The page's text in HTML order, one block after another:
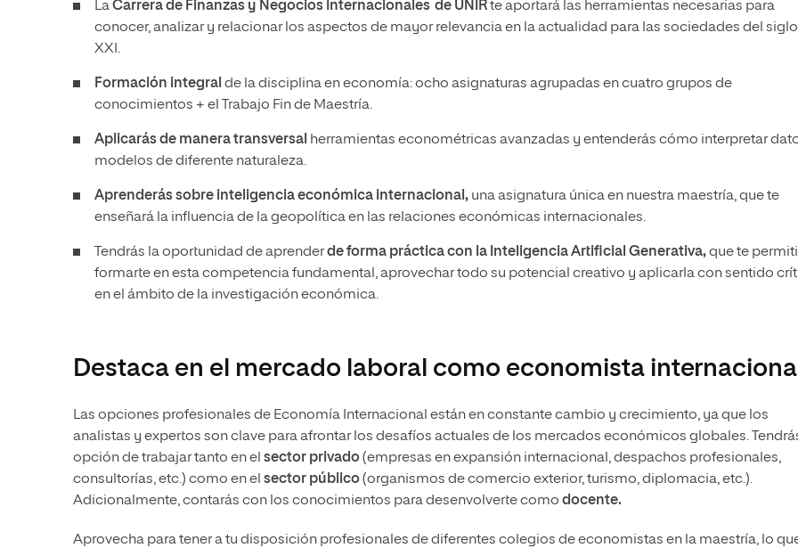
LaCarrera de Finanzas y Negocios Internacionales de UNIRte aportará las herramientas necesarias para
conocer, analizar y relacionar los aspectos de mayor relevancia en la actualidad para las sociedades del siglo
XXI.
Formación integral de la disciplina en economía: ocho asignaturas agrupadas en cuatro grupos de
conocimientos + el Trabajo Fin de Maestría.
Aplicarás de manera transversal herramientas econométricas avanzadas y entenderás cómo interpretar
modelos de diferente naturaleza.
Aprenderás sobre inteligencia económica internacional, una asignatura única en nuestra maestría, que te
enseñará la influencia de la geopolítica en las relaciones económicas internacionales.
Tendrás la oportunidad de aprenderde forma práctica con la Inteligencia Artificial Generativa,que te
formarte en esta competencia fundamental, aprovechar todo su potencial creativo y aplicarla con sentido
en el ámbito de la investigación económica.
Destaca en el mercado laboral como economista
Las opciones profesionales de Economía Internacional están en constante cambio y crecimiento, ya que los
analistas y expertos son clave para afrontar los desafíos actuales de los mercados económicos globales.
opción de trabajar tanto en el sector privado(empresas en expansión internacional, despachos profesionales,
consultorías, etc.) como en el sector público(organismos de comercio exterior, turismo, diplomacia, etc.).
Adicionalmente, contarás con los conocimientos para desenvolverte como docente.
Aprovecha para tener a tu disposición profesionales de diferentes colegios de economistas en la maestría, lo